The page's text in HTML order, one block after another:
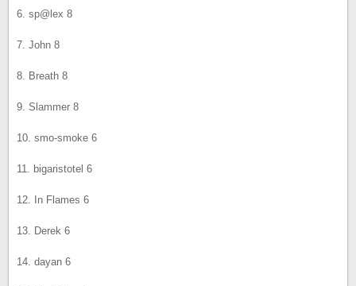
6. sp@lex 8
7. John 8
8. Breath 8
9. Slammer 8
10. smo-smoke 6
11. bigaristotel 6
12. In Flames 6
13. Derek 6
14. dayan 6